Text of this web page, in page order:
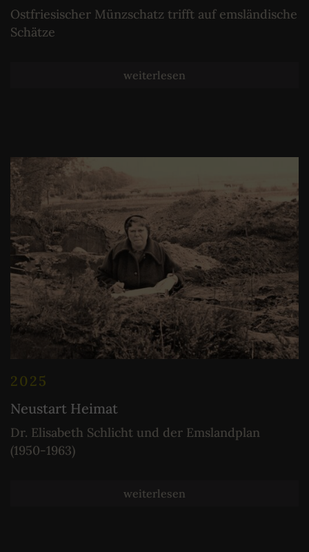
Ostfriesischer Münzschatz trifft auf emsländische
Schätze
weiterlesen
2025
Neustart Heimat
Dr. Elisabeth Schlicht und der Emslandplan
(1950-1963)
weiterlesen